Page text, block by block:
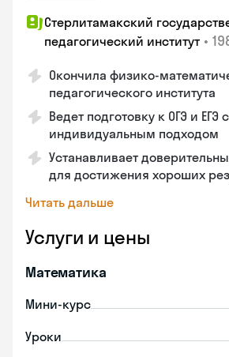
Стерлитамакский
педагогический институт •
Окончила физико-
педагогического института
Ведет подготовку к ОГЭ и ЕГЭ с
индивидуальным подходом
Устанавливает
для достижения хороших
Читать дальше
Услуги и цены
Математика
Мини-курс
Уроки